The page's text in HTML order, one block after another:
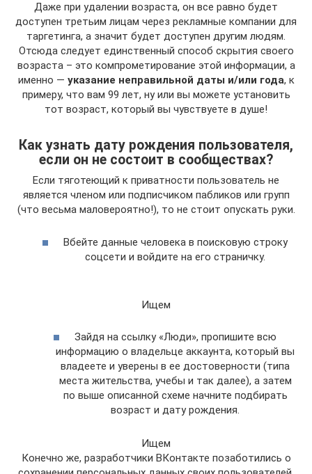
Даже при удалении возраста, он все равно будет
доступен третьим лицам через рекламные компании для
таргетинга, а значит будет доступен другим людям.
Отсюда следует единственный способ скрытия своего
возраста – это компрометирование этой информации, а
именно — указание неправильной даты и/или года, к
примеру, что вам 99 лет, ну или вы можете установить
тот возраст, который вы чувствуете в душе!
Как узнать дату рождения пользователя,
если он не состоит в сообществах?
Если тяготеющий к приватности пользователь не
является членом или подписчиком пабликов или групп
(что весьма маловероятно!), то не стоит опускать руки.
Вбейте данные человека в поисковую строку
соцсети и войдите на его страничку.
Ищем
Зайдя на ссылку «Люди», пропишите всю
информацию о владельце аккаунта, который вы
владеете и уверены в ее достоверности (типа
места жительства, учебы и так далее), а затем
по выше описанной схеме начните подбирать
возраст и дату рождения.
Ищем
Конечно же, разработчики ВКонтакте позаботились о